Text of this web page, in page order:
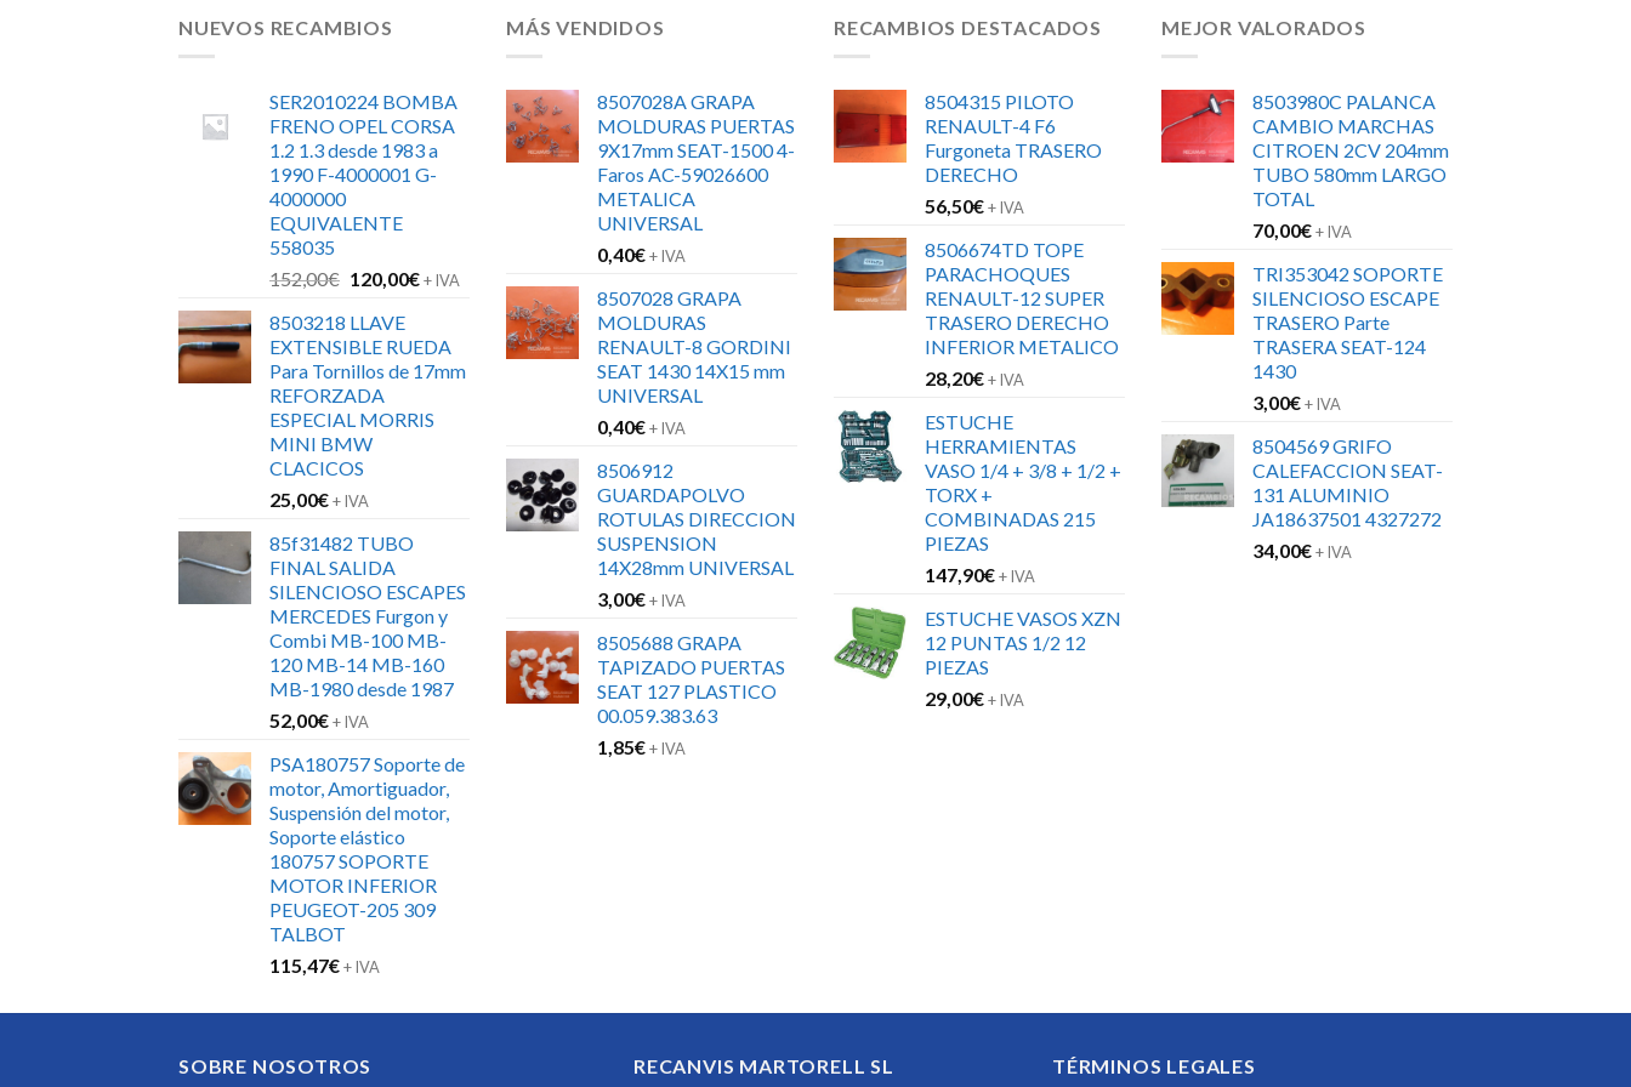
NUEVOS RECAMBIOS
SER2010224 BOMBA
FRENO OPEL CORSA
1.2 1.3 desde 1983 a
1990 F-4000001 G-
4000000
EQUIVALENTE
558035
152,00€ El
original
era:
152,00€.
120,00€El
es:
120,00€.
+ IVA
8503218 LLAVE
EXTENSIBLE RUEDA
Para Tornillos de 17mm
REFORZADA
ESPECIAL MORRIS
MINI BMW
CLACICOS
25,00€+ IVA
85f31482 TUBO
FINAL SALIDA
SILENCIOSO ESCAPES
MERCEDES Furgon y
Combi MB-100 MB-
120 MB-14 MB-160
MB-1980 desde 1987
52,00€+ IVA
PSA180757 Soporte de
motor, Amortiguador,
Suspensión del motor,
Soporte elástico
180757 SOPORTE
MOTOR INFERIOR
PEUGEOT-205 309
TALBOT
115,47€+ IVA
MÁS VENDIDOS
8507028A GRAPA
MOLDURAS PUERTAS
9X17mm SEAT-1500 4-
Faros AC-59026600
METALICA
UNIVERSAL
0,40€+ IVA
8507028 GRAPA
MOLDURAS
RENAULT-8 GORDINI
SEAT 1430 14X15 mm
UNIVERSAL
0,40€+ IVA
8506912
GUARDAPOLVO
ROTULAS DIRECCION
SUSPENSION
14X28mm UNIVERSAL
3,00€+ IVA
8505688 GRAPA
TAPIZADO PUERTAS
SEAT 127 PLASTICO
00.059.383.63
1,85€+ IVA
RECAMBIOS DESTACADOS
8504315 PILOTO
RENAULT-4 F6
Furgoneta TRASERO
DERECHO
56,50€+ IVA
8506674TD TOPE
PARACHOQUES
RENAULT-12 SUPER
TRASERO DERECHO
INFERIOR METALICO
28,20€+ IVA
ESTUCHE
HERRAMIENTAS
VASO 1/4 + 3/8 + 1/2 +
TORX +
COMBINADAS 215
PIEZAS
147,90€+ IVA
ESTUCHE VASOS XZN
12 PUNTAS 1/2 12
PIEZAS
29,00€+ IVA
MEJOR VALORADOS
8503980C PALANCA
CAMBIO MARCHAS
CITROEN 2CV 204mm
TUBO 580mm LARGO
TOTAL
70,00€+ IVA
TRI353042 SOPORTE
SILENCIOSO ESCAPE
TRASERO Parte
TRASERA SEAT-124
1430
3,00€+ IVA
8504569 GRIFO
CALEFACCION SEAT-
131 ALUMINIO
JA18637501 4327272
34,00€+ IVA
SOBRE NOSOTROS RECANVIS MARTORELL SL TÉRMINOS LEGALES